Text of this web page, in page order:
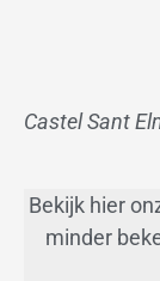
Castel Sant
Bekijk hier
minder